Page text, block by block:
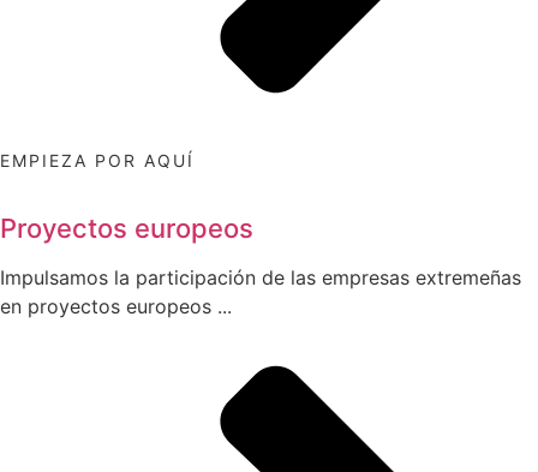
EMPIEZA POR AQUÍ
Proyectos europeos
Impulsamos la participación de las empresas extremeñas
en proyectos europeos ...